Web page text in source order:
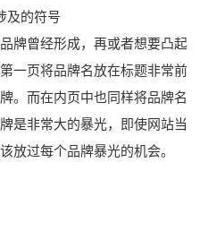
的符号
曾经形成，再或者想要凸起
一页将品牌名放在标题非常前
。而在内页中也同样将品牌名
是非常大的暴光，即使网站当
放过每个品牌暴光的机会。